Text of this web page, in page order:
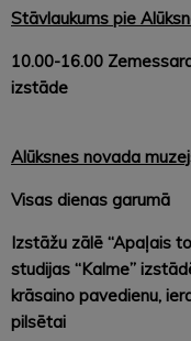
Stāvlaukums pie
10.00-16.00
izstāde
Alūksnes novada
Visas dienas garumā
Izstāžu zālē “Apaļais
studijas “Kalme”
krāsaino pavedienu,
pilsētai